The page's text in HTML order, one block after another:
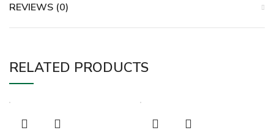
REVIEWS (0)
RELATED PRODUCTS